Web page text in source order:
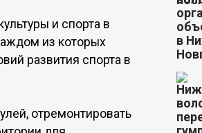
и спорта в
из которых
развития спорта в
отремонтировать